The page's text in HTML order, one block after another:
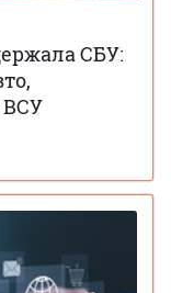
СБУ:
ВСУ